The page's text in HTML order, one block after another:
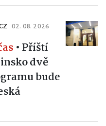
02. 08. 2026
• Příští
dvě
bude